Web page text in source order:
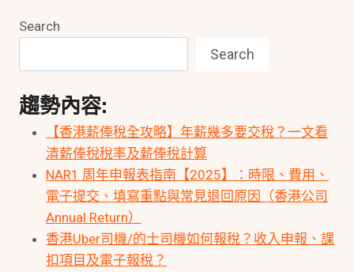
Search
Search
趨勢內容:
【香港薪俸稅全攻略】年薪幾多要交稅？一文看
清薪俸稅稅率及薪俸稅計算
NAR1 周年申報表指南【2025】：時限、費用、
電子提交、填寫重點與常見退回原因（香港公司
Annual Return）
香港Uber司機/的士司機如何報稅？收入申報、課
扣項目及電子報稅？